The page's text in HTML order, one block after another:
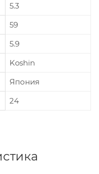
5.3
59
5.9
Koshin
Япония
24